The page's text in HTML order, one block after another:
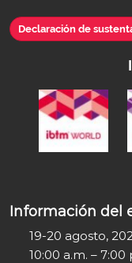
Declaración de
Información del
19-20 agosto,
10:00 a.m. – 7:00